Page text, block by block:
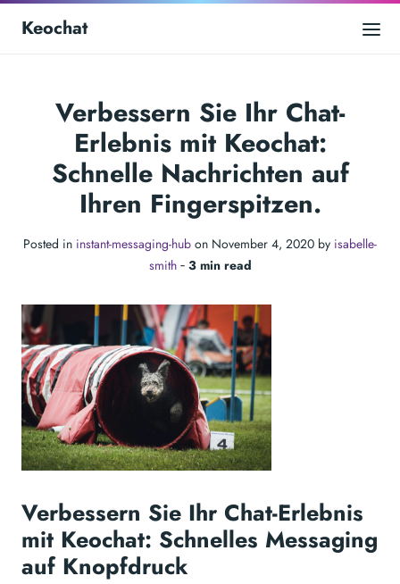
Keochat
Verbessern Sie Ihr Chat-
Erlebnis mit Keochat:
Schnelle Nachrichten auf
Ihren Fingerspitzen.
Posted in instant-messaging-hub on November 4, 2020 by isabelle-
smith‐ 3 min read
Verbessern Sie Ihr Chat-Erlebnis
mit Keochat: Schnelles Messaging
auf Knopfdruck